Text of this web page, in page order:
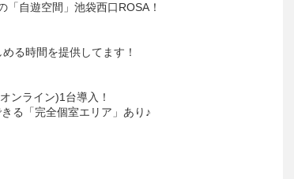
自遊空間」池袋西口ROSA！
る時間を提供してます！
ンライン)1台導入！
る「完全個室エリア」あり♪